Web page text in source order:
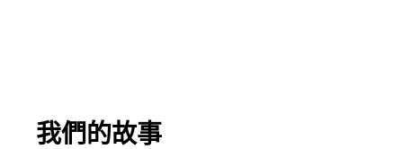
我們的故事